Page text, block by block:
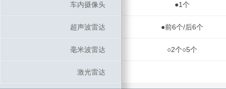
车内摄像头 ●1个
超声波雷达 ●前6个/后6个
毫米波雷达 ○2个○5个
激光雷达
车内摄像头
超声波雷达
毫米波雷达
激光雷达